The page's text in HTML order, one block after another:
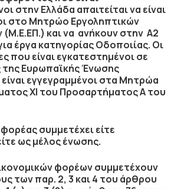
στην Ελλάδα απαιτείται να είναι
στο Μητρώο Εργοληπτικών
(Μ.Ε.ΕΠ.) και να ανήκουν στην Α2
έργα κατηγορίας Οδοποιίας. Οι
που είναι εγκατεστημένοι σε
της Ευρωπαϊκής Ένωσης
είναι εγγεγραμμένοι στα Μητρώα
ΧΙ του Προσαρτήματος Α του
συμμετέχει είτε
ως μέλος ένωσης.
φορέων συμμετέχουν
των παρ. 2, 3 και 4 του άρθρου